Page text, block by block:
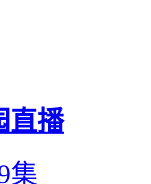
直播
集